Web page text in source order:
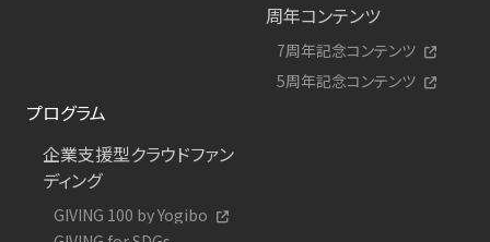
周年コンテンツ
7周年記念コンテンツ
5周年記念コンテンツ
プログラム
企業支援型クラウドファン
ディング
GIVING 100 by Yogibo